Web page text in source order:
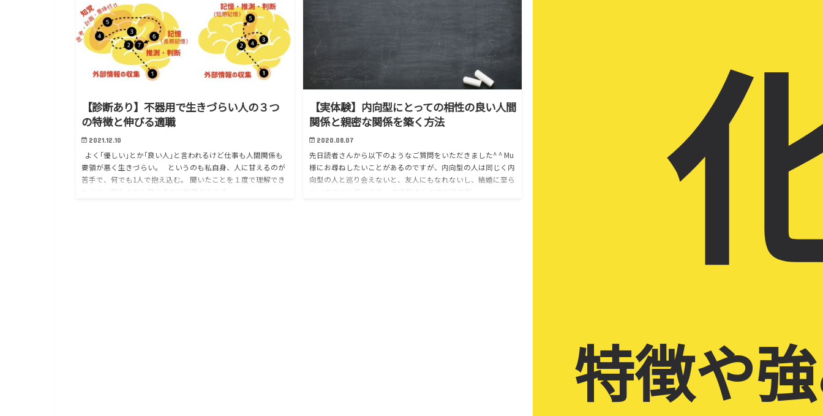
【診断あり】不器用で生きづらい人の３つ
の特徴と伸びる適職
2021.12.10
よく｢優しい｣とか｢良い人｣と言われるけど仕事も人間関係も
要領が悪く生きづらい。 というのも私自身、人に甘えるのが
苦手で、何でも1人で抱え込む。 聞いたことを１度で理解でき
【実体験】内向型にとっての相性の良い人間
関係と親密な関係を築く方法
2020.08.07
先日読者さんから以下のようなご質問をいただきました^ ^ Mu
様にお尋ねしたいことがあるのですが、内向型の人は同じく内
向型の人と巡り会えないと、友人にもなれないし、結婚に至ら
ないのではと思います。 内向型の人の方が外向型…
特徴や